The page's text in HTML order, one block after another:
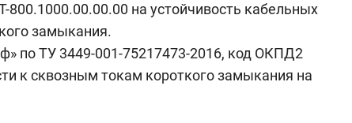
на устойчивость кабельных
замыкания.
по ТУ 3449-001-75217473-2016, код ОКПД2
к сквозным токам короткого замыкания на